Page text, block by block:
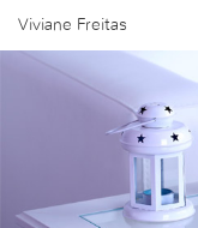
Viviane Freitas